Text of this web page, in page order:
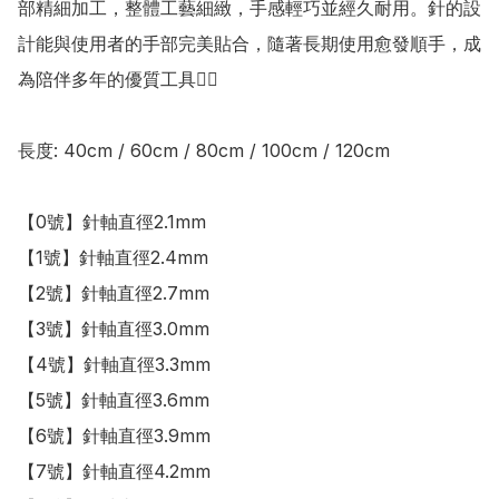
部精細加工，整體工藝細緻，手感輕巧並經久耐用。針的設
計能與使用者的手部完美貼合，隨著長期使用愈發順手，成
為陪伴多年的優質工具👍🏻
長度: 40cm / 60cm / 80cm / 100cm / 120cm
【0號】針軸直徑2.1mm
【1號】針軸直徑2.4mm
【2號】針軸直徑2.7mm
【3號】針軸直徑3.0mm
【4號】針軸直徑3.3mm
【5號】針軸直徑3.6mm
【6號】針軸直徑3.9mm
【7號】針軸直徑4.2mm